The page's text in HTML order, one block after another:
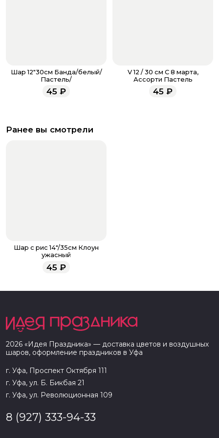
Шар 12"30см Банда/белый/
Пастель/
45 ₽
V 12 / 30 см С 8 марта,
Ассорти Пастель
45 ₽
Ранее вы смотрели
Шар с рис 14"/35см Клоун
ужасный
45 ₽
2026 «Идея Праздника» — доставка цветов и воздушных
шаров, оформление праздников в Уфа
г. Уфа, Проспект Октября 111
г. Уфа, ул. Б. Бикбая 21
г. Уфа, ул. Революционная 109
8 (927) 333-94-33